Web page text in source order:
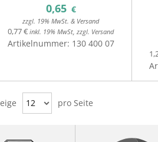
0,65 €
zzgl. 19% MwSt. & Versand
0,77 € inkl. 19% MwSt, zzgl. Versand
Artikelnummer: 130 400 07
12 pro Seite